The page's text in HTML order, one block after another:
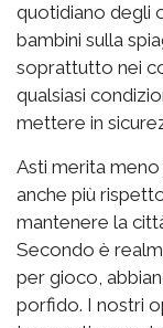
quotidiano degli
bambini sulla
soprattutto nei
qualsiasi
mettere in
Asti merita
anche più
mantenere la
Secondo è
per gioco,
porfido. I nostri